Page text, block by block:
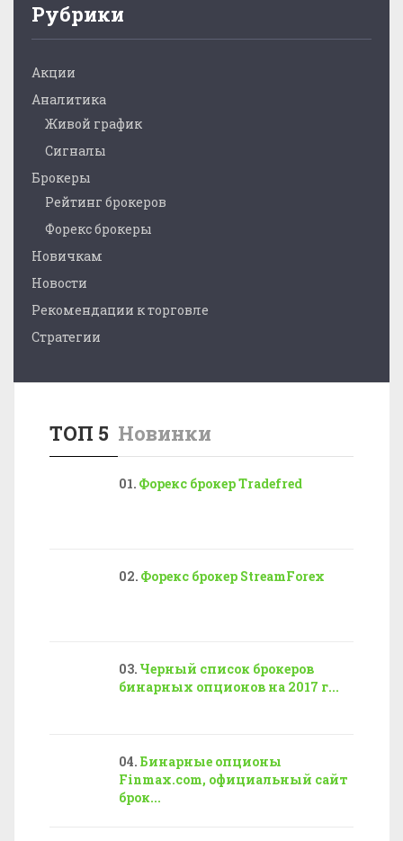
Рубрики
Акции
Аналитика
Живой график
Сигналы
Брокеры
Рейтинг брокеров
Форекс брокеры
Новичкам
Новости
Рекомендации к торговле
Стратегии
ТОП 5 Новинки
Форекс брокер Tradefred
Форекс брокер StreamForex
Черный список брокеров
бинарных опционов на 2017 г...
Бинарные опционы
Finmax.com, официальный сайт
брок...